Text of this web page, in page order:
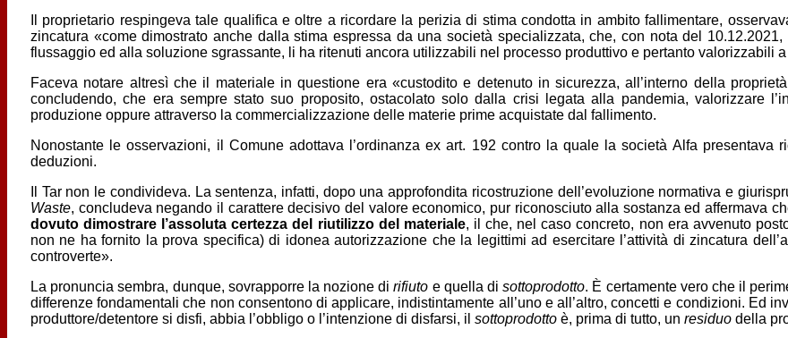
Il proprietario respingeva tale qualifica e oltre a ricordare la perizia di stima condotta in ambito fallimentare,
zincatura «come dimostrato anche dalla stima espressa da una società specializzata, che, con nota del
flussaggio ed alla soluzione sgrassante, li ha ritenuti ancora utilizzabili nel processo produttivo e pertanto valorizzabili
Faceva notare altresì che il materiale in questione era «custodito e detenuto in sicurezza, all’interno della
concludendo, che era sempre stato suo proposito, ostacolato solo dalla crisi legata alla pandemia, valorizzare
produzione oppure attraverso la commercializzazione delle materie prime acquistate dal fallimento.
Nonostante le osservazioni, il Comune adottava l’ordinanza ex art. 192 contro la quale la società Alfa presentava
deduzioni.
Il Tar non le condivideva. La sentenza, infatti, dopo una approfondita ricostruzione dell’evoluzione normativa e
Waste, concludeva negando il carattere decisivo del valore economico, pur riconosciuto alla sostanza ed affermava
dovuto dimostrare l’assoluta certezza del riutilizzo del materiale, il che, nel caso concreto, non era avvenuto
non ne ha fornito la prova specifica) di idonea autorizzazione che la legittimi ad esercitare l’attività di zincatura
controverte».
La pronuncia sembra, dunque, sovrapporre la nozione dirifiuto e quella disottoprodotto. È certamente vero che il
differenze fondamentali che non consentono di applicare, indistintamente all’uno e all’altro, concetti e condizioni. Ed
produttore/detentore si disfi, abbia l’obbligo o l’intenzione di disfarsi, il sottoprodotto è, prima di tutto, un residuo della